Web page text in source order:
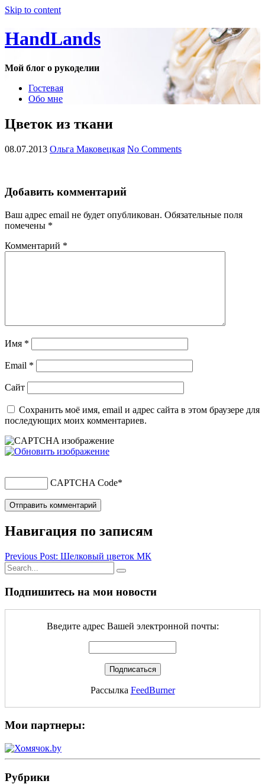
Skip to content
HandLands
Мой блог о рукоделии
Гостевая
Обо мне
Цветок из ткани
08.07.2013 Ольга Маковецкая No Comments
Добавить комментарий
Ваш адрес email не будет опубликован. Обязательные поля
помечены *
Комментарий *
Имя *
Email *
Сайт
Сохранить моё имя, email и адрес сайта в этом браузере для
последующих моих комментариев.
CAPTCHA Code*
Навигация по записям
Previous Post: Шелковый цветок МК
Подпишитесь на мои новости
Введите адрес Вашей электронной почты:
Рассылка FeedBurner
Мои партнеры:
Рубрики